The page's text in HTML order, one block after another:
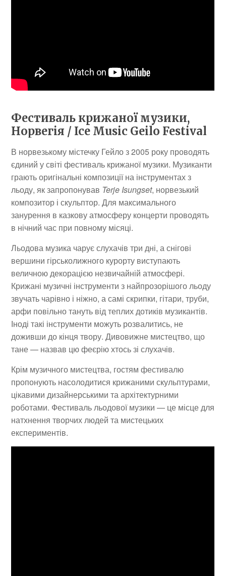
Фестиваль крижаної музики,
Норвегія / Ice Music Geilo Festival
В норвезькому містечку Гейло з 2005 року проводять
єдиний у світі фестиваль крижаної музики. Музиканти
грають оригінальні композиції на інструментах з
льоду, як запропонував Terje Isungset, норвезький
композитор і скульптор. Для максимального
занурення в казкову атмосферу концерти проводять
в нічний час при повному місяці.
Льодова музика чарує слухачів три дні, а снігові
вершини гірськолижного курорту виступають
величною декорацією незвичайній атмосфері.
Крижані музичні інструменти з найпрозорішого льоду
звучать чарівно і ніжно, а самі скрипки, гітари, труби,
арфи повільно тануть від теплих дотиків музикантів.
Іноді такі інструменти можуть розвалитись, не
доживши до кінця твору. Дивовижне мистецтво, що
тане — назвав цю феєрію хтось зі слухачів.
Крім музичного мистецтва, гостям фестивалю
пропонують насолодитися крижаними скульптурами,
цікавими дизайнерськими та архітектурними
роботами. Фестиваль льодової музики — це місце для
натхнення творчих людей та мистецьких
експериментів.